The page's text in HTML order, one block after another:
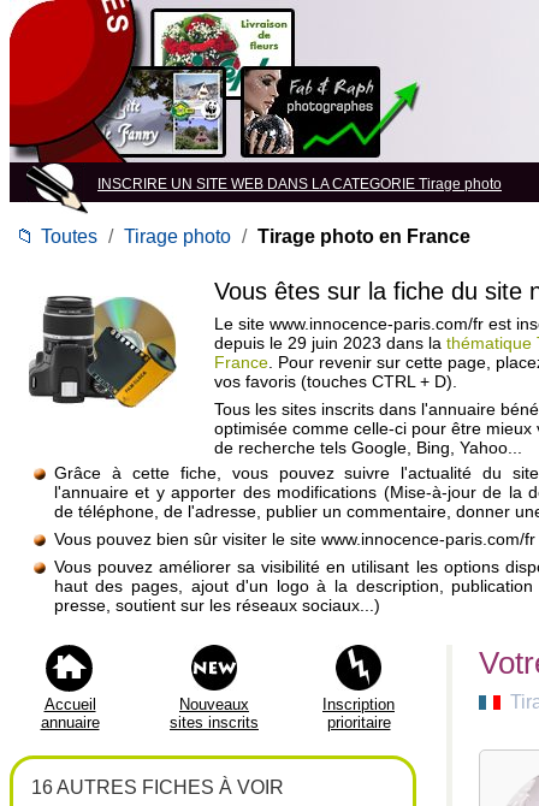
INSCRIRE UN SITE WEB DANS LA CATEGORIE Tirage photo
📁 Toutes / Tirage photo / Tirage photo en France
Vous êtes sur la fiche du site
Le site www.innocence-paris.com/fr est
depuis le 29 juin 2023 dans la thématique
France . Pour revenir sur cette page,
vos favoris (touches CTRL + D).
Tous les sites inscrits dans l'annuaire
optimisée comme celle-ci pour être mieux
de recherche tels Google, Bing, Yahoo...
Grâce à cette fiche, vous pouvez suivre l'actualité du
l'annuaire et y apporter des modifications (Mise-à-jour de la
de téléphone, de l'adresse, publier un commentaire, donner
Vous pouvez bien sûr visiter le site www.innocence-paris.com/fr
Vous pouvez améliorer sa visibilité en utilisant les options
haut des pages, ajout d'un logo à la description,
presse, soutient sur les réseaux sociaux...)
Accueil
annuaire
Nouveaux
sites inscrits
Inscription
prioritaire
16 AUTRES FICHES À VOIR